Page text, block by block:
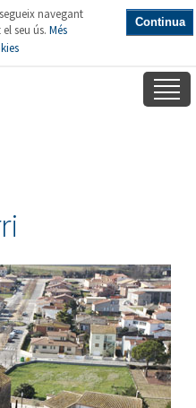
navegant
seu ús. Més
Continua